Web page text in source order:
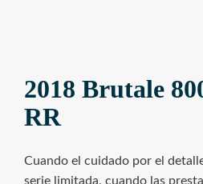
2018 Brutale
RR
Cuando el cuidado por el
serie limitada, cuando las